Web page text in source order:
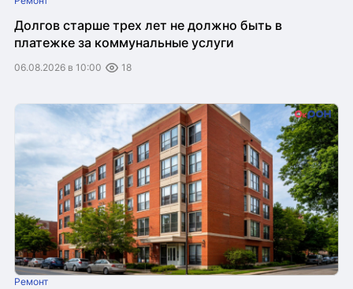
Долгов старше трех лет не должно быть в
платежке за коммунальные услуги
06.08.2026 в 10:00 18
Ремонт